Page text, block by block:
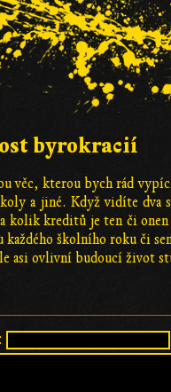
byrokracií
věc, kterou bych rád
a jiné. Když vidíte
kolik kreditů je ten či
školního roku či
asi ovlivní budoucí život